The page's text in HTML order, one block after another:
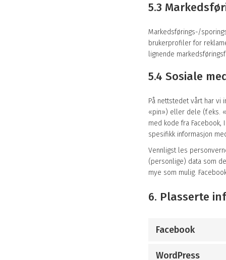
5.3
Markedsførings-/
brukerprofiler for
lignende
5.4 Sosiale
På nettstedet vårt har vi
«pin») eller dele (f.eks.
med kode fra Facebook,
spesifikk informasjon
Vennligst les
(personlige) data som
mye som mulig.
6. Plasserte
Facebook
WordPress